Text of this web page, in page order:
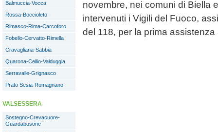
Balmuccia-Vocca
Rossa-Boccioleto
Rimasco-Rima-Carcoforo
Fobello-Cervatto-Rimella
Cravagliana-Sabbia
Quarona-Cellio-Valduggia
Serravalle-Grignasco
Prato Sesia-Romagnano
VALSESSERA
Sostegno-Crevacuore-
Guardabosone
novembre, nei comuni di Biella
intervenuti i Vigili del Fuoco,
del 118, per la prima